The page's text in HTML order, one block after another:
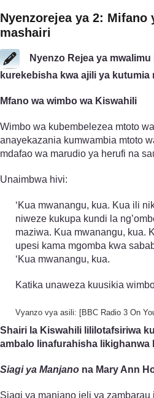
Nyenzo­rejea ya 2: Mifano
mashairi
Nyenzo Rejea ya
kurekebisha kwa ajili ya kutumia
Mfano wa wimbo wa Kiswahili
Wimbo wa kubembelezea mtoto
anayekazania kumwambia mtoto
mdafao wa marudio ya herufi na
Unaimbwa hivi:
‘Kua mwanangu, kua. Kua ili
niweze kukupa kundi la
maziwa. Kua mwanangu, kua.
upesi kama mgomba kwa
‘Kua mwanangu, kua.
Katika unaweza kuusikia
Vyanzo vya asili: [BBC Radio 3 On
Shairi la Kiswahili lililotafsiriwa
ambalo linafurahisha likighanwa
Siagi ya Manjano na Mary Ann
Siagi ya manjano jeli ya zambarau